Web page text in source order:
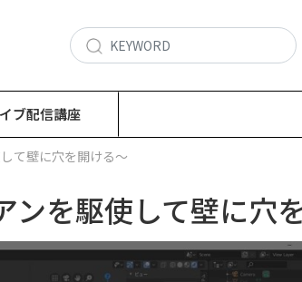
ブ配信講座
て壁に穴を開ける～
を駆使して壁に穴